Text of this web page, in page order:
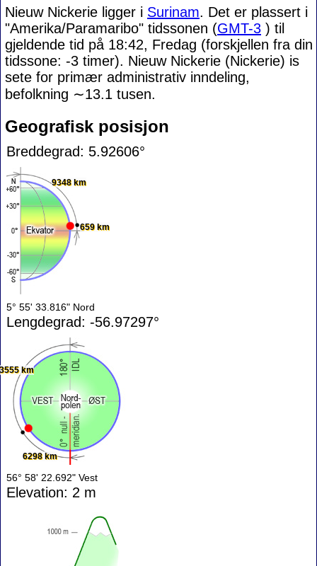
Nieuw Nickerie ligger i Surinam. Det er plassert i
"Amerika/Paramaribo" tidssonen (GMT-3 ) til
gjeldende tid på 18:42, Fredag (forskjellen fra din
tidssone: -3 timer). Nieuw Nickerie (Nickerie) is
sete for primær administrativ inndeling,
befolkning ∼13.1 tusen.
Geografisk posisjon
Breddegrad: 5.92606°
9348 km
659 km
5° 55' 33.816" Nord
Lengdegrad: -56.97297°
6298 km
km
56° 58' 22.692" Vest
Elevation: 2 m